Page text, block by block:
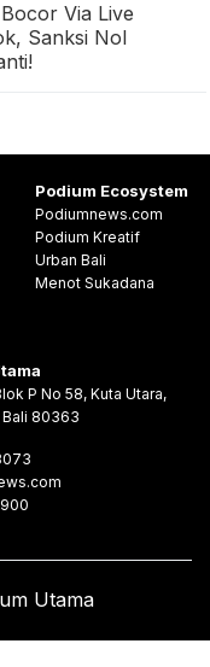
Via Live
Sanksi Nol
Podium Ecosystem
Podiumnews.com
Podium Kreatif
Urban Bali
Menot Sukadana
P No 58, Kuta Utara,
80363
Utama